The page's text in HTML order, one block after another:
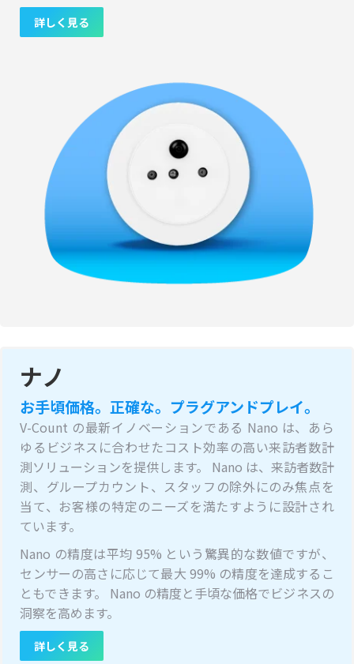
詳しく見る
ナノ
お手頃価格。正確な。プラグアンドプレイ。
V-Count の最新イノベーションである Nano は、あら
ゆるビジネスに合わせたコスト効率の高い来訪者数計
測ソリューションを提供します。 Nano は、来訪者数計
測、グループカウント、スタッフの除外にのみ焦点を
当て、お客様の特定のニーズを満たすように設計され
ています。
Nano の精度は平均 95% という驚異的な数値ですが、
センサーの高さに応じて最大 99% の精度を達成するこ
ともできます。 Nano の精度と手頃な価格でビジネスの
洞察を高めます。
詳しく見る